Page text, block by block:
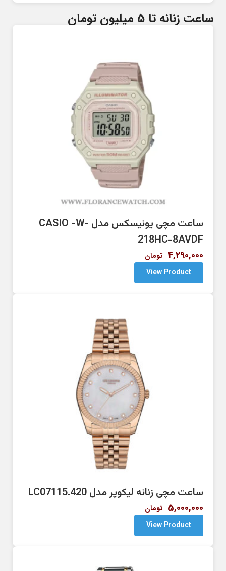
ساعت زنانه تا 5 میلیون تومان
ساعت مچی یونیسکس مدل CASIO -W-
218HC-8AVDF
4,290,000 تومان
View Product
ساعت مچی زنانه لیکوپر مدل LC07115.420
5,000,000 تومان
View Product